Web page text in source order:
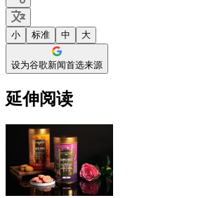
小 标准 中 大
设为谷歌新闻首选来源
延伸阅读